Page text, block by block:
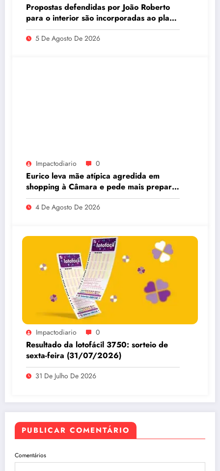
Propostas defendidas por João Roberto
para o interior são incorporadas ao plano
de governo de David Almeida
5 De Agosto De 2026
Impactodiario 0
Eurico leva mãe atípica agredida em
shopping à Câmara e pede mais preparo
dos estabelecimentos para acolher
autistas
4 De Agosto De 2026
Impactodiario 0
Resultado da lotofácil 3750: sorteio de
sexta-feira (31/07/2026)
31 De Julho De 2026
PUBLICAR COMENTÁRIO
Comentários